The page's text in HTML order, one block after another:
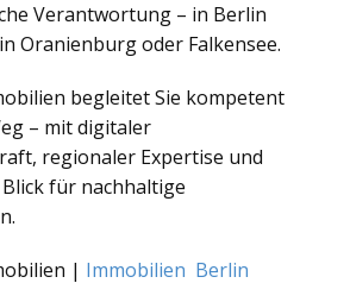
Verantwortung – in Berlin
Oranienburg oder Falkensee.
begleitet Sie kompetent
– mit digitaler
regionaler Expertise und
für nachhaltige
| Immobilien Berlin